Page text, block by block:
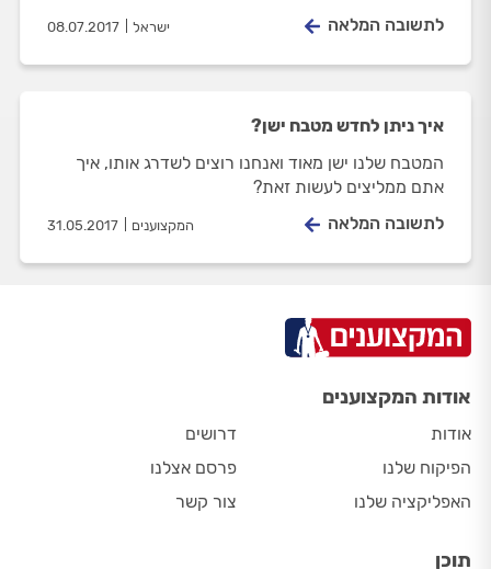
ישראל 08.07.2017 לתשובה המלאה
איך ניתן לחדש מטבח ישן?
המטבח שלנו ישן מאוד ואנחנו רוצים לשדרג אותו, איך
אתם ממליצים לעשות זאת?
המקצוענים 31.05.2017 לתשובה המלאה
אודות המקצוענים
אודות
הפיקוח שלנו
האפליקציה שלנו
דרושים
פרסם אצלנו
צור קשר
תוכן